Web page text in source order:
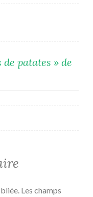
patates » de
Les champs